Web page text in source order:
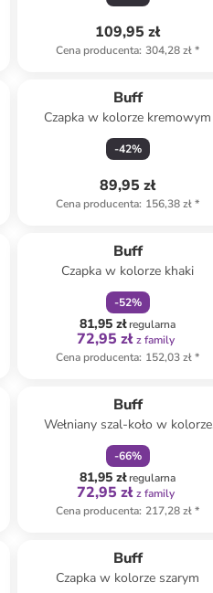
109,95 zł
Cena producenta: 304,28 zł*
Buff
Czapka w kolorze kremowym
-42%
89,95 zł
Cena producenta: 156,38 zł*
Buff
Czapka w kolorze khaki
-52%
81,95 złregularna
72,95 zł z family
Cena producenta: 152,03 zł*
Buff
Wełniany szal-koło w kolorze
turkusowym
-66%
81,95 złregularna
72,95 zł z family
Cena producenta: 217,28 zł*
Buff
Czapka w kolorze szarym